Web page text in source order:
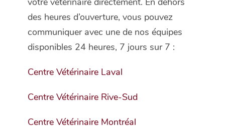
des heures d’ouverture, vous pouvez
communiquer avec une de nos équipes
disponibles 24 heures, 7 jours sur 7 :
Centre Vétérinaire Laval
Centre Vétérinaire Rive-Sud
Centre Vétérinaire Montréal